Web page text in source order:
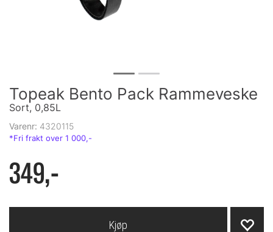
Topeak Bento Pack Rammeveske
Sort, 0,85L
Varenr: 4320115
349,-
Kjøp